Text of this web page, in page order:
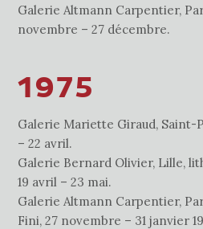
Galerie Altmann Carpentier,
novembre – 27 décembre.
1975
Galerie Mariette Giraud, Saint-
– 22 avril.
Galerie Bernard Olivier, Lille,
19 avril – 23 mai.
Galerie Altmann Carpentier,
Fini, 27 novembre – 31 janvier